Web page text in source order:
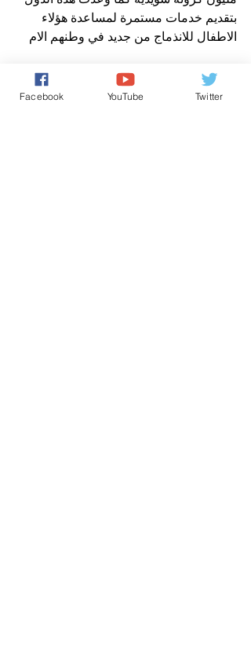
بتقديم خدمات مستمرة لمساعدة هؤلاء
الاطفال للانذماج من جديد في وطنهم الام
اذن شكرا للسويد والمانيا على حمايتكم
لاطفال المغرب المشردين ببلدانكم و شكرا
Facebook YouTube Twitter